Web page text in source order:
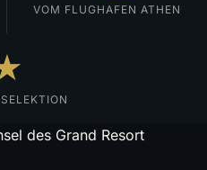
VOM FLUGHAFEN ATHEN